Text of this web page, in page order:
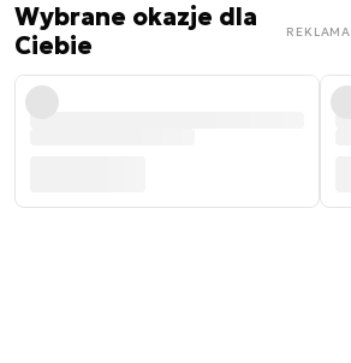
Wybrane okazje dla
Ciebie
REKLAMA